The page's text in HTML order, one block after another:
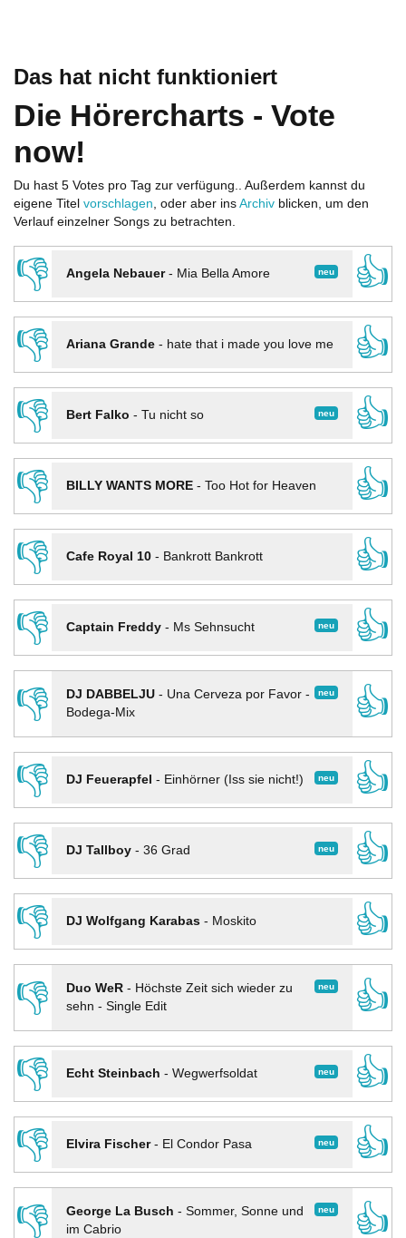
Das hat nicht funktioniert
Die Hörercharts - Vote
now!
Du hast 5 Votes pro Tag zur verfügung.. Außerdem kannst du
eigene Titel vorschlagen, oder aber ins Archiv blicken, um den
Verlauf einzelner Songs zu betrachten.
👎 neu
Angela Nebauer- Mia Bella Amore
👍
👎
Ariana Grande- hate that i made you love me
👍
👎
neu
Bert Falko - Tu nicht so
👍
👎
BILLY WANTS MORE- Too Hot for Heaven
👍
👎
Cafe Royal 10- Bankrott Bankrott
👍
👎
neu
Captain Freddy- Ms Sehnsucht
👍
👎
neu
DJ DABBELJU- Una Cerveza por Favor -
Bodega-Mix
👍
👎
neu
DJ Feuerapfel - Einhörner (Iss sie nicht!)
👍
👎
neu
DJ Tallboy- 36 Grad
👍
👎
DJ Wolfgang Karabas- Moskito
👍
👎
neu
Duo WeR- Höchste Zeit sich wieder zu
sehn - Single Edit
👍
👎
neu
Echt Steinbach - Wegwerfsoldat
👍
👎
neu
Elvira Fischer- El Condor Pasa
👍
👎
neu
George La Busch - Sommer, Sonne und
im Cabrio
👍